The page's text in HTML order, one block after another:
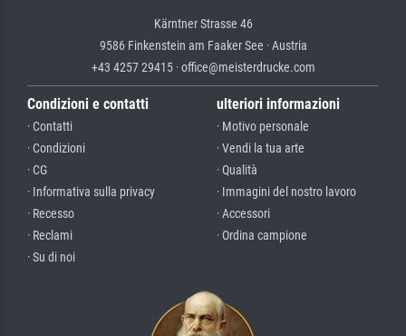
Kärntner Strasse 46
9586 Finkenstein am Faaker See · Austria
+43 4257 29415 · office@meisterdrucke.com
Condizioni e contatti
· Contatti
· Condizioni
· CG
· Informativa sulla privacy
· Recesso
· Reclami
· Su di noi
ulteriori informazioni
· Motivo personale
· Vendi la tua arte
· Qualità
· Immagini del nostro lavoro
· Accessori
· Ordina campione